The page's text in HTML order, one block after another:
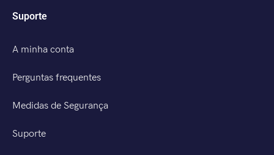
Suporte
A minha conta
Perguntas frequentes
Medidas de Segurança
Suporte